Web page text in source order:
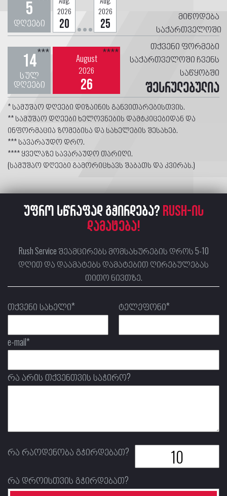
5
დღეები
2026
20
2026
25
მიწოდება
საქართველოში
14
სულ
დღეები
*** August
2026
26
****
თქვენი ფორმები
საქართველოში ჩვენს
საწყობში
შესრულებულია
* სამუშაო დღეები დიზაინის განვითარებისთვის.
** სამუშაო დღეები ხელოვნების დამტკიცებიდან და
ინფორმაცია ზომებისა და სახელების შესახებ.
*** სავარაუდო დრო.
**** ყველაზე სავარაუდო თარიღი.
(სამუშაო დღეები გამორიცხავს შაბათს და კვირას.)
უფრო სწრაფად გჭირდება?RUSH-ის
დამატება!
Rush Service შეამცირებს მომსახურების დროს 5-10
დღით და დაამატებს დამატებით ღირებულებას
თითო ნივთზე.
თქვენი სახელი* ტელეფონი*
e-mail*
რა არის თქვენთვის საჭირო?
რა რაოდენობა გჭირდებათ?
რა დროისთვის გჭირდებათ?